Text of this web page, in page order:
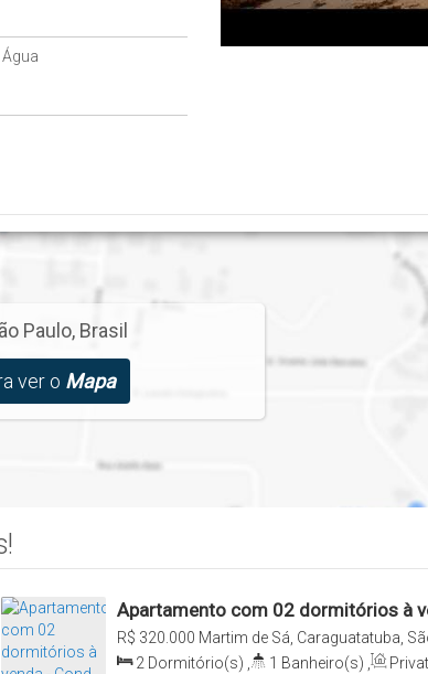
Água
Paulo, Brasil
ver o Mapa
Apartamento com 02 dormitórios à
Helena III, Martim de Sá,
R$ 320.000 Martim de Sá, Caraguatatuba,
2 Dormitório(s) 1 Banheiro(s)